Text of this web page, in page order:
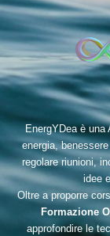
EnergYDea è una
energia,
regolare riunioni,
idee
Oltre a proporre
Formazione
approfondire le